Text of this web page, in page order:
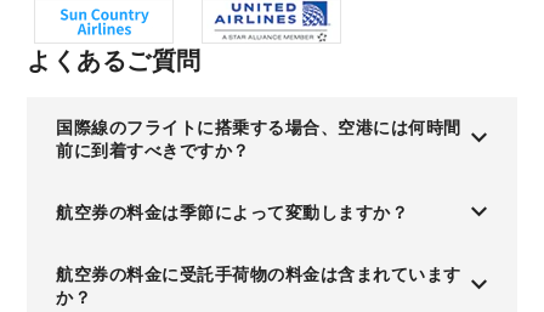
よくあるご質問
国際線のフライトに搭乗する場合、空港には何時間
前に到着すべきですか？
航空券の料金は季節によって変動しますか？
航空券の料金に受託手荷物の料金は含まれています
か？